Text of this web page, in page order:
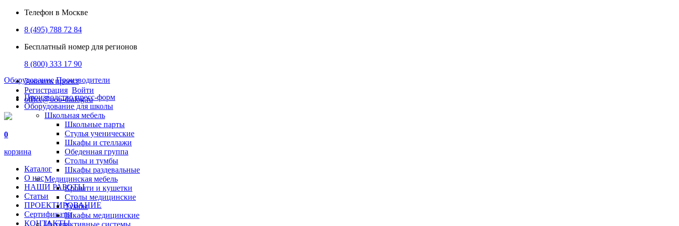
Телефон в Москве
8 (495) 788 72 84
Бесплатный номер для регионов
8 (800) 333 17 90
Заказать проект
Регистрация Войти
office@ooo-dialog.ru
0
корзина
Каталог
О нас
НАШИ РАБОТЫ
Статьи
ПРОЕКТИРОВАНИЕ
Сертификаты
КОНТАКТЫ
Оборудование Производители
Производство пресс-форм
Оборудование для школы
Школьная мебель
Школьные парты
Стулья ученические
Шкафы и стеллажи
Обеденная группа
Столы и тумбы
Шкафы раздевальные
Медицинская мебель
Кровати и кушетки
Столы медицинские
Тумбы
Шкафы медицинские
Интерактивные системы